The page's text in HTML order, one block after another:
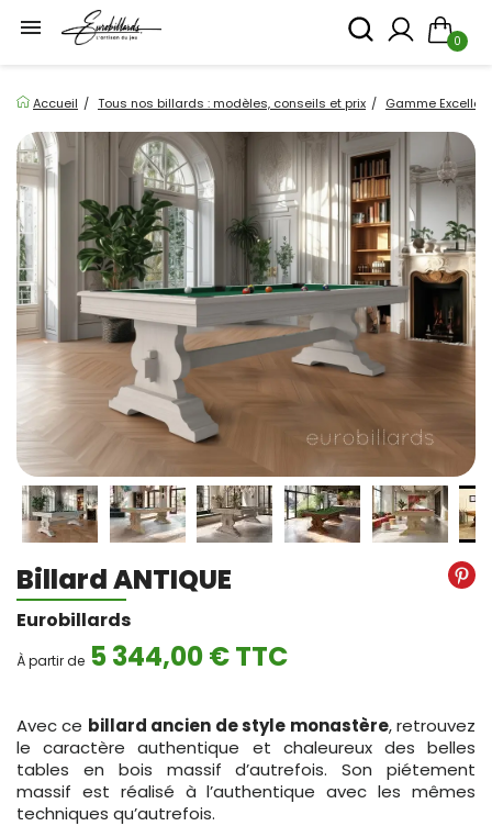

0
Accueil Tous nos billards : modèles, conseils et prix Gamme
Billard ANTIQUE
Eurobillards
À partir de 5 344,00 € TTC
Avec ce billard ancien de style monastère, retrouvez
le caractère authentique et chaleureux des belles
tables en bois massif d’autrefois. Son piétement
massif est réalisé à l’authentique avec les mêmes
techniques qu’autrefois.